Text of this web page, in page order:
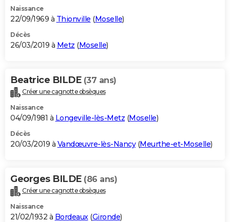
Naissance
22/09/1969 à Thionville (Moselle)
Décès
26/03/2019 à Metz (Moselle)
Beatrice BILDE (37 ans)
Créer une cagnotte obsèques
Naissance
04/09/1981 à Longeville-lès-Metz (Moselle)
Décès
20/03/2019 à Vandœuvre-lès-Nancy(Meurthe-et-Moselle)
Georges BILDE (86 ans)
Créer une cagnotte obsèques
Naissance
21/02/1932 à Bordeaux (Gironde)